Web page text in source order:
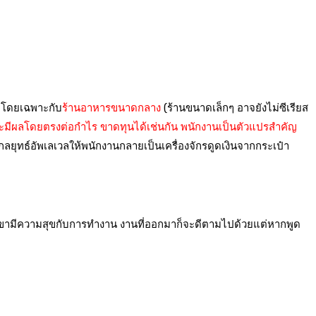
โดยเฉพาะกับร้านอาหารขนาดกลาง (ร้านขนาดเล็กๆ อาจยังไม่ซีเรียส
มีผลโดยตรงต่อกำไร ขาดทุนได้เช่นกัน พนักงานเป็นตัวแปรสำคัญ
ธ์อัพเลเวลให้พนักงานกลายเป็นเครื่องจักรดูดเงินจากกระเป๋า
ามีความสุขกับการทำงาน งานที่ออกมาก็จะดีตามไปด้วยแต่หากพูด